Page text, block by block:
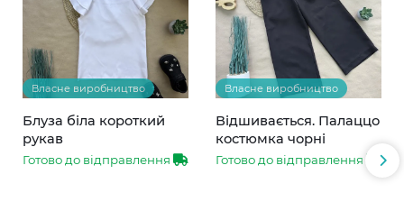
Власне виробництво
Блуза біла короткий
рукав
Готово до відправлення
Власне виробництво
Відшивається. Палаццо
костюмка чорні
Готово до відправлення